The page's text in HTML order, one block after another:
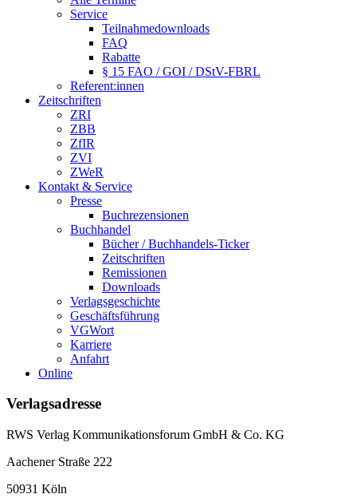
Service
Teilnahmedownloads
FAQ
Rabatte
§ 15 FAO / GOI / DStV-FBRL
Referent:innen
Zeitschriften
ZRI
ZBB
ZfIR
ZVI
ZWeR
Kontakt & Service
Presse
Buchrezensionen
Buchhandel
Bücher / Buchhandels-Ticker
Zeitschriften
Remissionen
Downloads
Verlagsgeschichte
Geschäftsführung
VGWort
Karriere
Anfahrt
Online
Verlagsadresse
RWS Verlag Kommunikationsforum GmbH & Co. KG
Aachener Straße 222
50931 Köln